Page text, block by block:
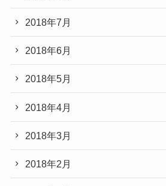
2018年7月
2018年6月
2018年5月
2018年4月
2018年3月
2018年2月